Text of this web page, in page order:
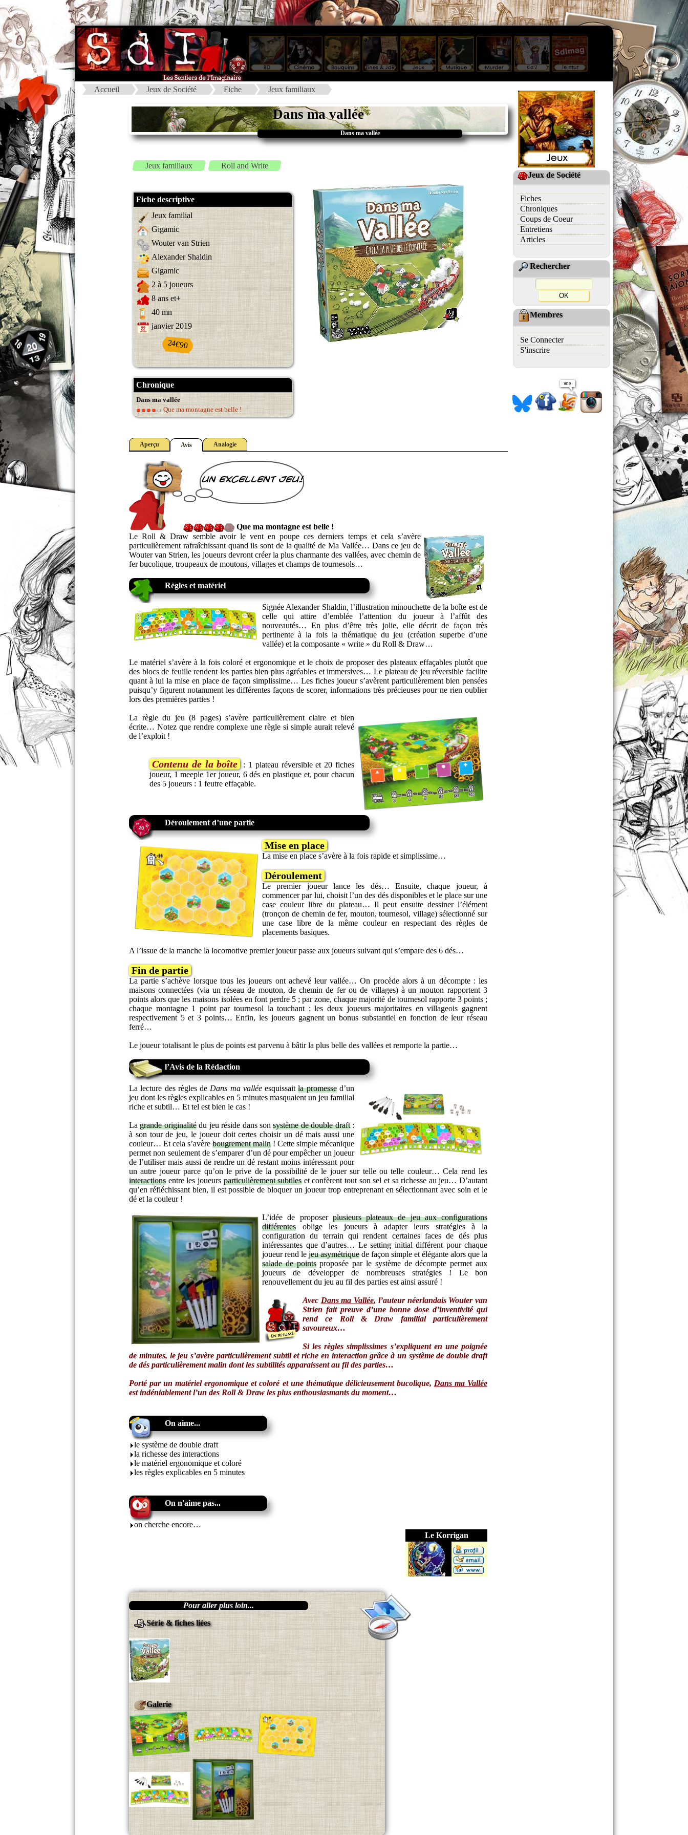
Accueil Jeux de Société Fiche Jeux familiaux
Dans ma vallée
Dans ma vallée
Jeux familiaux Roll and Write
Fiche descriptive
Jeux familial
Gigamic
Wouter van Strien
Alexander Shaldin
Gigamic
2 à 5 joueurs
8 ans et+
40 mn
janvier 2019
24€90
Chronique
Dans ma vallée
Que ma montagne est belle !
Aperçu Avis Analogie
un excellent jeu!
Que ma montagne est belle !
Le Roll & Draw semble avoir le vent en poupe ces derniers temps et cela s’avère
particulièrement rafraîchissant quand ils sont de la qualité de Ma Vallée… Dans ce jeu de
Wouter van Strien, les joueurs devront créer la plus charmante des vallées, avec chemin de
fer bucolique, troupeaux de moutons, villages et champs de tournesols…
Règles et matériel
Signée Alexander Shaldin, l’illustration minouchette de la boîte est de
celle qui attire d’emblée l’attention du joueur à l’affût des
nouveautés… En plus d’être très jolie, elle décrit de façon très
pertinente à la fois la thématique du jeu (création superbe d’une
vallée) et la composante « write » du Roll & Draw…
Le matériel s’avère à la fois coloré et ergonomique et le choix de proposer des plateaux effaçables plutôt que
des blocs de feuille rendent les parties bien plus agréables et immersives… Le plateau de jeu réversible facilite
quant à lui la mise en place de façon simplissime… Les fiches joueur s’avèrent particulièrement bien pensées
puisqu’y figurent notamment les différentes façons de scorer, informations très précieuses pour ne rien oublier
lors des premières parties !
La règle du jeu (8 pages) s’avère particulièrement claire et bien
écrite… Notez que rendre complexe une règle si simple aurait relevé
de l’exploit !
Contenu de la boîte
: 1 plateau réversible et 20 fiches
joueur, 1 meeple 1er joueur, 6 dés en plastique et, pour chacun
des 5 joueurs : 1 feutre effaçable.
Déroulement d’une partie
Mise en place
La mise en place s’avère à la fois rapide et simplissime…
Déroulement
Le premier joueur lance les dés… Ensuite, chaque joueur, à
commencer par lui, choisit l’un des dés disponibles et le place sur une
case couleur libre du plateau… Il peut ensuite dessiner l’élément
(tronçon de chemin de fer, mouton, tournesol, village) sélectionné sur
une case libre de la même couleur en respectant des règles de
placements basiques.
A l’issue de la manche la locomotive premier joueur passe aux joueurs suivant qui s’empare des 6 dés…
Fin de partie
La partie s’achève lorsque tous les joueurs ont achevé leur vallée… On procède alors à un décompte : les
maisons connectées (via un réseau de mouton, de chemin de fer ou de villages) à un mouton rapportent 3
points alors que les maisons isolées en font perdre 5 ; par zone, chaque majorité de tournesol rapporte 3 points ;
chaque montagne 1 point par tournesol la touchant ; les deux joueurs majoritaires en villageois gagnent
respectivement 5 et 3 points… Enfin, les joueurs gagnent un bonus substantiel en fonction de leur réseau
ferré…
Le joueur totalisant le plus de points est parvenu à bâtir la plus belle des vallées et remporte la partie…
l’Avis de la Rédaction
La lecture des règles de Dans ma valléeesquissaitla promessed’un
jeu dont les règles explicables en 5 minutes masquaient un jeu familial
riche et subtil… Et tel est bien le cas !
Lagrande originalitédu jeu réside dans sonsystème de double draft:
à son tour de jeu, le joueur doit certes choisir un dé mais aussi une
couleur… Et cela s’avère bougrement malin ! Cette simple mécanique
permet non seulement de s’emparer d’un dé pour empêcher un joueur
de l’utiliser mais aussi de rendre un dé restant moins intéressant pour
un autre joueur parce qu’on le prive de la possibilité de le jouer sur telle ou telle couleur… Cela rend les
interactions entre les joueurs particulièrement subtiles et confèrent tout son sel et sa richesse au jeu… D’autant
qu’en réfléchissant bien, il est possible de bloquer un joueur trop entreprenant en sélectionnant avec soin et le
dé et la couleur !
L’idée de proposer plusieurs plateaux de jeu aux configurations
différentes oblige les joueurs à adapter leurs stratégies à la
configuration du terrain qui rendent certaines faces de dés plus
intéressantes que d’autres… Le setting initial différent pour chaque
joueur rend le jeu asymétrique de façon simple et élégante alors que la
salade de pointsproposée par le système de décompte permet aux
joueurs de développer de nombreuses stratégies ! Le bon
renouvellement du jeu au fil des parties est ainsi assuré !
Avec Dans ma Vallée, l’auteur néerlandais Wouter van
Strien fait preuve d’une bonne dose d’inventivité qui
rend ce Roll & Draw familial particulièrement
savoureux…
Si les règles simplissimes s’expliquent en une poignée
de minutes, le jeu s’avère particulièrement subtil et riche en interaction grâce à un système de double draft
de dés particulièrement malin dont les subtilités apparaissent au fil des parties…
Porté par un matériel ergonomique et coloré et une thématique délicieusement bucolique, Dans ma Vallée
est indéniablement l’un des Roll & Draw les plus enthousiasmants du moment…
On aime...
le système de double draft
la richesse des interactions
le matériel ergonomique et coloré
les règles explicables en 5 minutes
On n'aime pas...
on cherche encore…
Le Korrigan
Pour aller plus loin...
Série & fiches liées
Galerie
Jeux de Société
Fiches
Chroniques
Coups de Coeur
Entretiens
Articles
Rechercher
Membres
Se Connecter
S'inscrire